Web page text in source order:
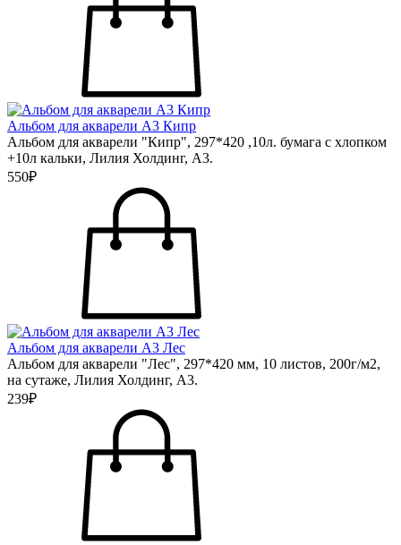
Альбом для акварели А3 Кипр
Альбом для акварели "Кипр", 297*420 ,10л. бумага с хлопком
+10л кальки, Лилия Холдинг, А3.
550₽
Альбом для акварели А3 Лес
Альбом для акварели "Лес", 297*420 мм, 10 листов, 200г/м2,
на сутаже, Лилия Холдинг, А3.
239₽